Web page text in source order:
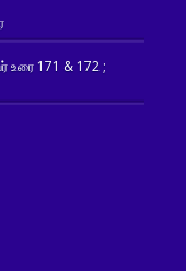
171 & 172 ;